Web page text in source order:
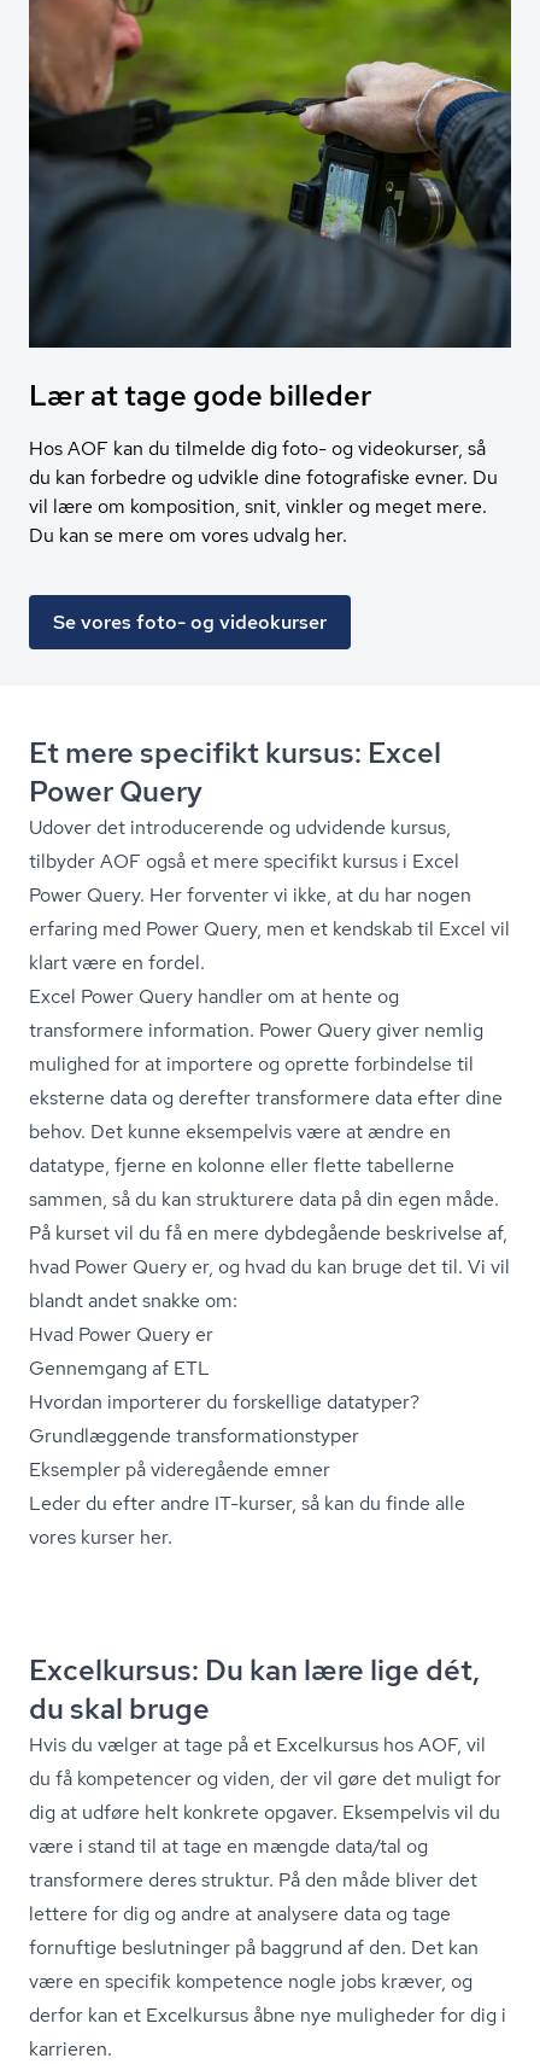
Lær at tage gode billeder
Hos AOF kan du tilmelde dig foto- og videokurser, så
du kan forbedre og udvikle dine fotografiske evner. Du
vil lære om komposition, snit, vinkler og meget mere.
Du kan se mere om vores udvalg her.
Se vores foto- og videokurser
Et mere specifikt kursus: Excel
Power Query
Udover det introducerende og udvidende kursus,
tilbyder AOF også et mere specifikt kursus i Excel
Power Query. Her forventer vi ikke, at du har nogen
erfaring med Power Query, men et kendskab til Excel vil
klart være en fordel.
Excel Power Query handler om at hente og
transformere information. Power Query giver nemlig
mulighed for at importere og oprette forbindelse til
eksterne data og derefter transformere data efter dine
behov. Det kunne eksempelvis være at ændre en
datatype, fjerne en kolonne eller flette tabellerne
sammen, så du kan strukturere data på din egen måde.
På kurset vil du få en mere dybdegående beskrivelse af,
hvad Power Query er, og hvad du kan bruge det til. Vi vil
blandt andet snakke om:
Hvad Power Query er
Gennemgang af ETL
Hvordan importerer du forskellige datatyper?
Grundlæggende trans­for­ma­tions­ty­per
Eksempler på videregående emner
Leder du efter andre IT-kurser, så kan du finde alle
vores kurser her.
Excelkursus: Du kan lære lige dét,
du skal bruge
Hvis du vælger at tage på et Excelkursus hos AOF, vil
du få kompetencer og viden, der vil gøre det muligt for
dig at udføre helt konkrete opgaver. Eksempelvis vil du
være i stand til at tage en mængde data/tal og
transformere deres struktur. På den måde bliver det
lettere for dig og andre at analysere data og tage
fornuftige beslutninger på baggrund af den. Det kan
være en specifik kompetence nogle jobs kræver, og
derfor kan et Excelkursus åbne nye muligheder for dig i
karrieren.